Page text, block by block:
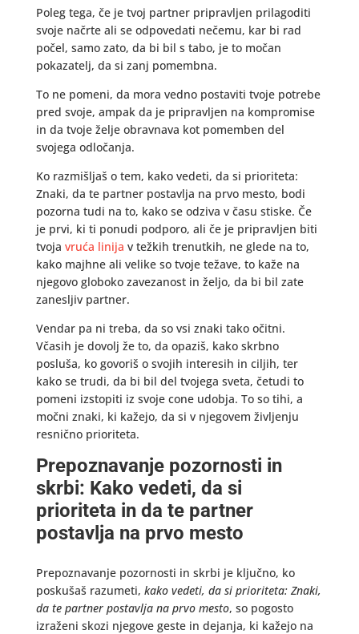
Poleg tega, če je tvoj partner pripravljen prilagoditi
svoje načrte ali se odpovedati nečemu, kar bi rad
počel, samo zato, da bi bil s tabo, je to močan
pokazatelj, da si zanj pomembna.
To ne pomeni, da mora vedno postaviti tvoje potrebe
pred svoje, ampak da je pripravljen na kompromise
in da tvoje želje obravnava kot pomemben del
svojega odločanja.
Ko razmišljaš o tem, kako vedeti, da si prioriteta:
Znaki, da te partner postavlja na prvo mesto, bodi
pozorna tudi na to, kako se odziva v času stiske. Če
je prvi, ki ti ponudi podporo, ali če je pripravljen biti
tvoja vruća linija v težkih trenutkih, ne glede na to,
kako majhne ali velike so tvoje težave, to kaže na
njegovo globoko zavezanost in željo, da bi bil zate
zanesljiv partner.
Vendar pa ni treba, da so vsi znaki tako očitni.
Včasih je dovolj že to, da opaziš, kako skrbno
posluša, ko govoriš o svojih interesih in ciljih, ter
kako se trudi, da bi bil del tvojega sveta, četudi to
pomeni izstopiti iz svoje cone udobja. To so tihi, a
močni znaki, ki kažejo, da si v njegovem življenju
resnično prioriteta.
Prepoznavanje pozornosti in
skrbi: Kako vedeti, da si
prioriteta in da te partner
postavlja na prvo mesto
Prepoznavanje pozornosti in skrbi je ključno, ko
poskušaš razumeti, kako vedeti, da si prioriteta: Znaki,
da te partner postavlja na prvo mesto, so pogosto
izraženi skozi njegove geste in dejanja, ki kažejo na